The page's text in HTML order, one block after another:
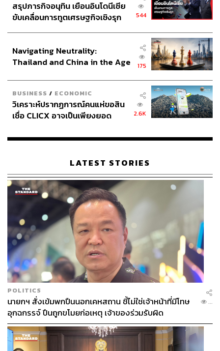
สรุปภารกิจอนุทิน เยือนอินโดนีเซีย
ขับเคลื่อนการทูตเศรษฐกิจเชิงรุก
544
Navigating Neutrality:
Thailand and China in the Age
175
BUSINESS / ECONOMIC
วิเคราะห์ปรากฏการณ์คนแห่ขอสิน
เชื่อ CLICX อาจเป็นเพียงยอด
เรือนไทยที่ถูกซุกไว้
2.6K
LATEST STORIES
POLITICS
นายกฯ สั่งเข้มพกปืนนอกเคหสถาน ชี้ไม่ใช่เจ้าหน้าที่มีโทษ
อุกฉกรรจ์ ปืนถูกขโมยก่อเหตุ เจ้าของร่วมรับผิด
...